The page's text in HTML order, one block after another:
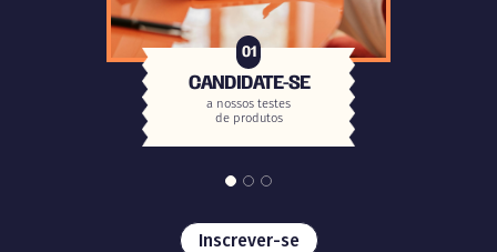
01
CANDIDATE-SE
a nossos testes
de produtos
Inscrever-se